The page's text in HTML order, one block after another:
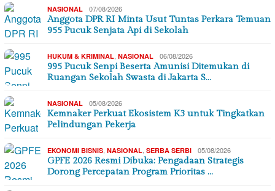
NASIONAL 07/08/2026
Anggota DPR RI Minta Usut Tuntas Perkara Temuan
955 Pucuk Senjata Api di Sekolah
HUKUM & KRIMINAL NASIONAL 06/08/2026
995 Pucuk Senpi Beserta Amunisi Ditemukan di
Ruangan Sekolah Swasta di Jakarta S…
NASIONAL 05/08/2026
Kemnaker Perkuat Ekosistem K3 untuk Tingkatkan
Pelindungan Pekerja
EKONOMI BISNIS NASIONAL SERBA SERBI 05/08/2026
GPFE 2026 Resmi Dibuka: Pengadaan Strategis
Dorong Percepatan Program Prioritas …